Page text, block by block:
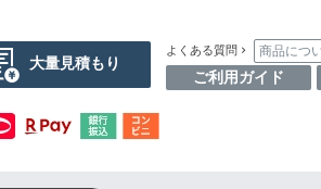
大量見積もり
よくある質問 商品につ
ご利用ガイド